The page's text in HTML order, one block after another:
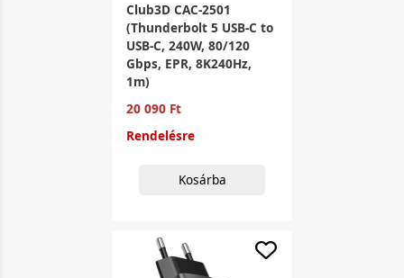
Club3D CAC-2501
(Thunderbolt 5 USB-C to
USB-C, 240W, 80/120
Gbps, EPR, 8K240Hz,
1m)
20 090 Ft
Rendelésre
Kosárba